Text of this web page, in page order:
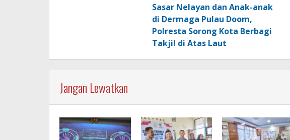
Sasar Nelayan dan Anak-anak
di Dermaga Pulau Doom,
Polresta Sorong Kota Berbagi
Takjil di Atas Laut
Jangan Lewatkan